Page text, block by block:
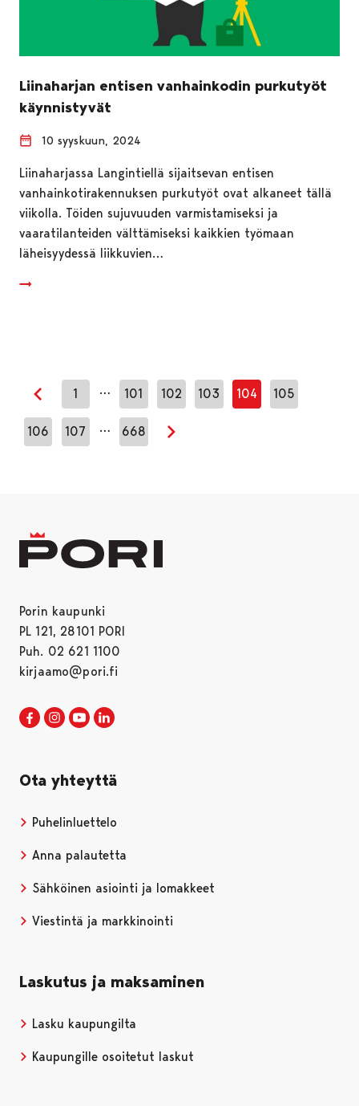
Liinaharjan entisen vanhainkodin purkutyöt
käynnistyvät
10 syyskuun, 2024
Liinaharjassa Langintiellä sijaitsevan entisen
vanhainkotirakennuksen purkutyöt ovat alkaneet tällä
viikolla. Töiden sujuvuuden varmistamiseksi ja
vaaratilanteiden välttämiseksi kaikkien työmaan
läheisyydessä liikkuvien…
Edellinen sivu
1 … 101 102 103 104 105
106 107 … 668
Seuraava sivu
Porin kaupunki
PL 121, 28101 PORI
Puh. 02 621 1100
kirjaamo@pori.fi
Porin kaupunki Facebookissa
Avautuu uudessa välilehdessä
Porin kaupunki Instagramissa
Avautuu uudessa välilehdessä
Porin kaupunki Youtubessa
Avautuu uudessa välilehdessä
Ota yhteyttä
Puhelinluettelo
Anna palautetta
Sähköinen asiointi ja lomakkeet
Viestintä ja markkinointi
Laskutus ja maksaminen
Lasku kaupungilta
Kaupungille osoitetut laskut